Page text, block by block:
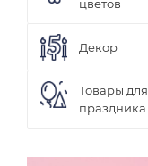
цветов
Декор
Товары для
праздника